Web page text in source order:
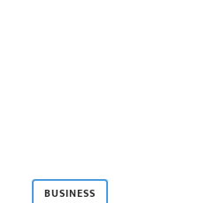
BUSINESS